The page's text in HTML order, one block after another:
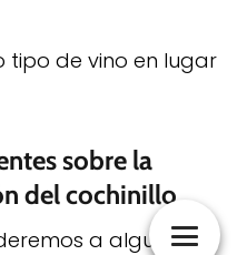
tipo de vino en lugar
sobre la
del cochinillo
a algunas